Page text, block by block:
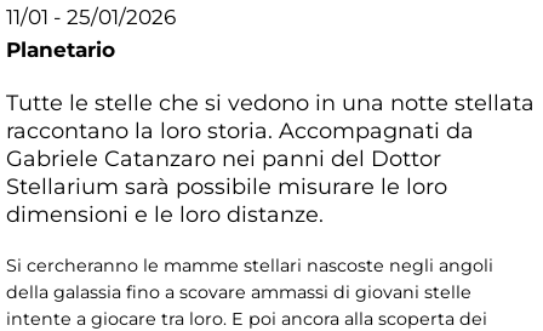
11/01 - 25/01/2026
Planetario
Tutte le stelle che si vedono in una notte stellata
raccontano la loro storia. Accompagnati da
Gabriele Catanzaro nei panni del Dottor
Stellarium sarà possibile misurare le loro
dimensioni e le loro distanze.
Si cercheranno le mamme stellari nascoste negli angoli
della galassia fino a scovare ammassi di giovani stelle
intente a giocare tra loro. E poi ancora alla scoperta dei